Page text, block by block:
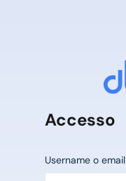
Accesso
Username o email